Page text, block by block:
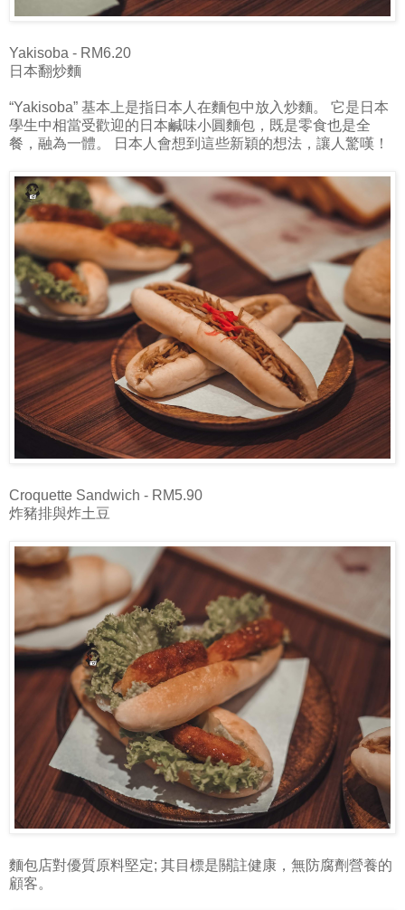
Yakisoba - RM6.20
日本翻炒麵
“Yakisoba” 基本上是指日本人在麵包中放入炒麵。 它是日本
學生中相當受歡迎的日本鹹味小圓麵包，既是零食也是全
餐，融為一體。 日本人會想到這些新穎的想法，讓人驚嘆！
Croquette Sandwich - RM5.90
炸豬排與炸土豆
麵包店對優質原料堅定; 其目標是關註健康，無防腐劑營養的
顧客。